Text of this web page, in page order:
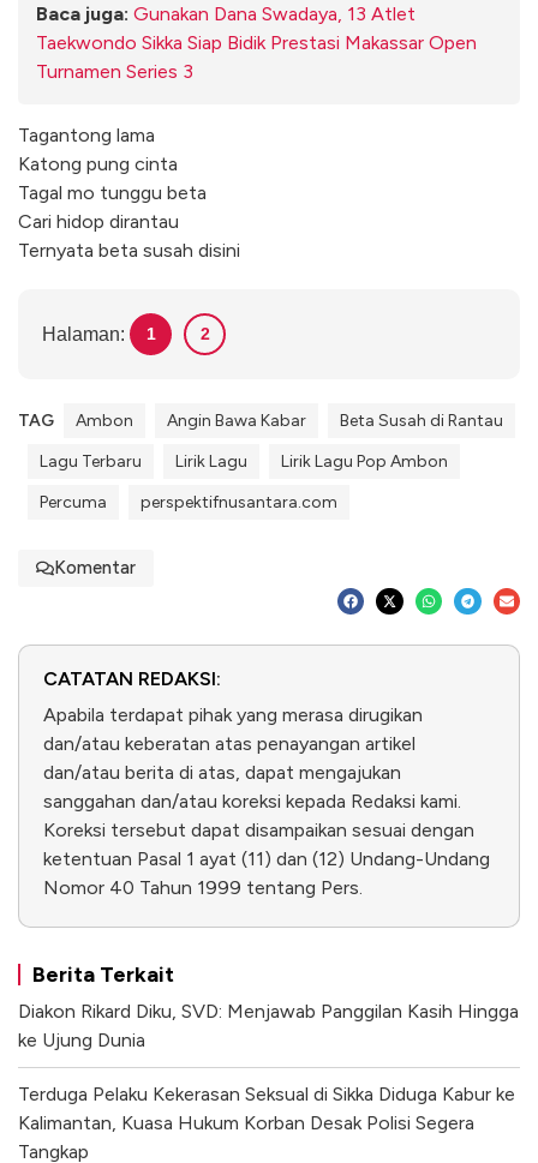
Baca juga: Gunakan Dana Swadaya, 13 Atlet
Taekwondo Sikka Siap Bidik Prestasi Makassar Open
Turnamen Series 3
Tagantong lama
Katong pung cinta
Tagal mo tunggu beta
Cari hidop dirantau
Ternyata beta susah disini
Halaman: 1 2
TAG Ambon Angin Bawa Kabar
Beta Susah di Rantau
Lagu Terbaru
Lirik Lagu
Lirik Lagu Pop Ambon
Percuma
perspektifnusantara.com
Komentar
CATATAN REDAKSI:
Apabila terdapat pihak yang merasa dirugikan
dan/atau keberatan atas penayangan artikel
dan/atau berita di atas, dapat mengajukan
sanggahan dan/atau koreksi kepada Redaksi kami.
Koreksi tersebut dapat disampaikan sesuai dengan
ketentuan Pasal 1 ayat (11) dan (12) Undang-Undang
Nomor 40 Tahun 1999 tentang Pers.
Berita Terkait
Diakon Rikard Diku, SVD: Menjawab Panggilan Kasih Hingga
ke Ujung Dunia
Terduga Pelaku Kekerasan Seksual di Sikka Diduga Kabur ke
Kalimantan, Kuasa Hukum Korban Desak Polisi Segera
Tangkap